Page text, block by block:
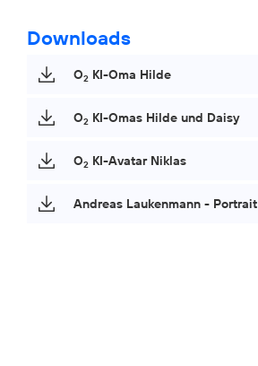
Downloads
O2 KI-Oma Hilde
O2 KI-Omas Hilde und Daisy
O2 KI-Avatar Niklas
Andreas Laukenmann - Portrait